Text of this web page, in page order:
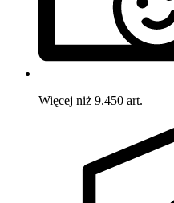
Więcej niż 9.450 art.